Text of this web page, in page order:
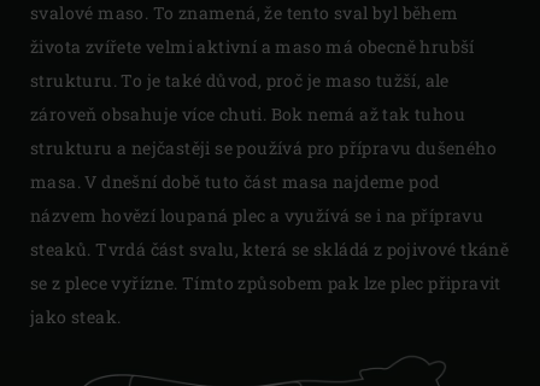
svalové maso. To znamená, že tento sval byl během
života zvířete velmi aktivní a maso má obecně hrubší
strukturu. To je také důvod, proč je maso tužší, ale
zároveň obsahuje více chuti. Bok nemá až tak tuhou
strukturu a nejčastěji se používá pro přípravu dušeného
masa. V dnešní době tuto část masa najdeme pod
názvem hovězí loupaná plec a využívá se i na přípravu
steaků. Tvrdá část svalu, která se skládá z pojivové tkáně
se z plece vyřízne. Tímto způsobem pak lze plec připravit
jako steak.